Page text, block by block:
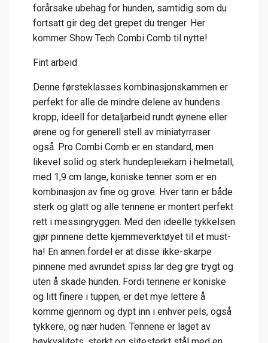
forårsake ubehag for hunden, samtidig som du
fortsatt gir deg det grepet du trenger. Her
kommer Show Tech Combi Comb til nytte!
Fint arbeid
Denne førsteklasses kombinasjonskammen er
perfekt for alle de mindre delene av hundens
kropp, ideell for detaljarbeid rundt øynene eller
ørene og for generell stell av miniatyrraser
også. Pro Combi Comb er en standard, men
likevel solid og sterk hundepleiekam i helmetall,
med 1,9 cm lange, koniske tenner som er en
kombinasjon av fine og grove. Hver tann er både
sterk og glatt og alle tennene er montert perfekt
rett i messingryggen. Med den ideelle tykkelsen
gjør pinnene dette kjemmeverktøyet til et must-
ha! En annen fordel er at disse ikke-skarpe
pinnene med avrundet spiss lar deg gre trygt og
uten å skade hunden. Fordi tennene er koniske
og litt finere i tuppen, er det mye lettere å
komme gjennom og dypt inn i enhver pels, også
tykkere, og nær huden. Tennene er laget av